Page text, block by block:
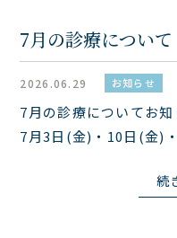
7月の診療について
2026.06.29 お知らせ
7月の診療についてお知
7月3日(金)・10日(金)
続